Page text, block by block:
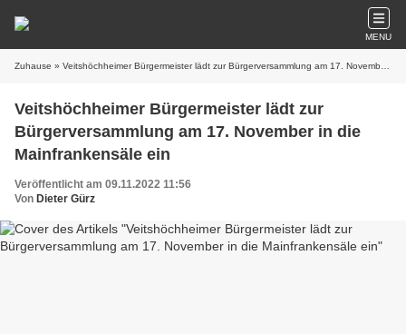
MENU
Zuhause » Veitshöchheimer Bürgermeister lädt zur Bürgerversammlung am 17. November in die Mainfrankensäle ein
Veitshöchheimer Bürgermeister lädt zur
Bürgerversammlung am 17. November in die
Mainfrankensäle ein
Veröffentlicht am 09.11.2022 11:56
Von Dieter Gürz